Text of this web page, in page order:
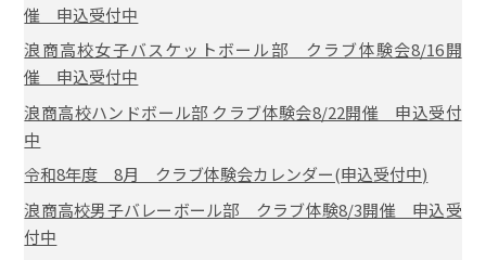
催 申込受付中
浪商高校女子バスケットボール部 クラブ体験会8/16開
催 申込受付中
浪商高校ハンドボール部 クラブ体験会8/22開催 申込受付
中
令和8年度 8月 クラブ体験会カレンダー(申込受付中)
浪商高校男子バレーボール部 クラブ体験8/3開催 申込受
付中